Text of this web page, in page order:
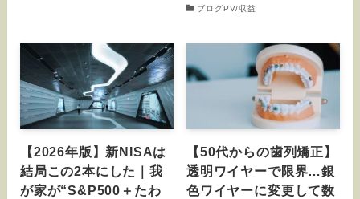
ブログPV/収益
【2026年版】新NISAは
結局この2本にした｜我
が家が“S&P500＋たわ
【50代からの歯列矯正】
透明ワイヤーで限界…銀
色ワイヤーに変更して数